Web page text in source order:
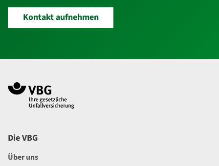
Kontakt aufnehmen
Die VBG
Über uns